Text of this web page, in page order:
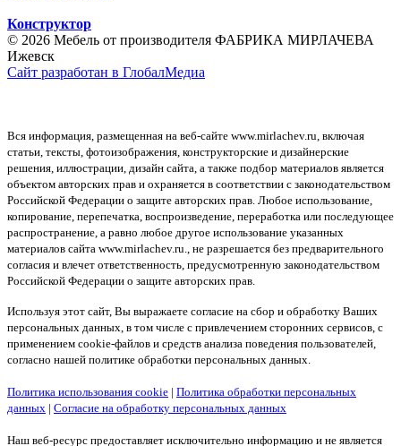
Конструктор
© 2026 Мебель от производителя ФАБРИКА МИРЛАЧЕВА
Ижевск
Сайт разработан в ГлобалМедиа
Вся информация, размещенная на веб-сайте www.mirlachev.ru, включая
статьи, тексты, фотоизображения, конструкторские и дизайнерские
решения, иллюстрации, дизайн сайта, а также подбор материалов является
объектом авторских прав и охраняется в соответствии с законодательством
Российской Федерации о защите авторских прав. Любое использование,
копирование, перепечатка, воспроизведение, переработка или последующее
распространение, а равно любое другое использование указанных
материалов сайта www.mirlachev.ru., не разрешается без предварительного
согласия и влечет ответственность, предусмотренную законодательством
Российской Федерации о защите авторских прав.
Используя этот сайт, Вы выражаете согласие на сбор и обработку Ваших
персональных данных, в том числе с привлечением сторонних сервисов, с
применением cookie-файлов и средств анализа поведения пользователей,
согласно нашей политике обработки персональных данных.
Политика использования cookie | Политика обработки персональных
данных | Согласие на обработку персональных данных
Наш веб-ресурс предоставляет исключительно информацию и не является